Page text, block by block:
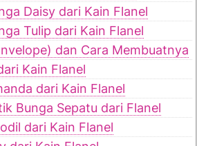
Daisy dari Kain Flanel
Tulip dari Kain Flanel
dan Cara Membuatnya
Kain Flanel
dari Kain Flanel
Bunga Sepatu dari Flanel
dari Kain Flanel